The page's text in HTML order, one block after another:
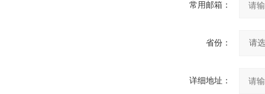
常用邮箱：
省份：
详细地址：